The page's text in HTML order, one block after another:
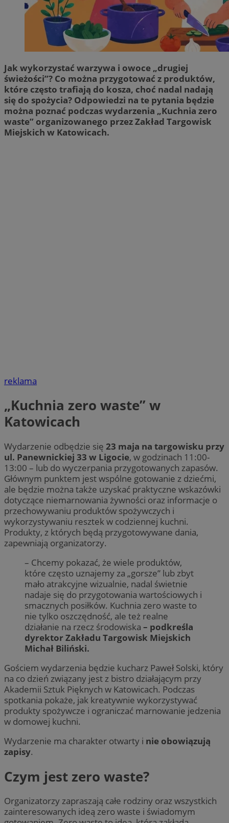
Jak wykorzystać warzywa i owoce „drugiej
świeżości”? Co można przygotować z produktów,
które często trafiają do kosza, choć nadal nadają
się do spożycia? Odpowiedzi na te pytania będzie
można poznać podczas wydarzenia „Kuchnia zero
waste” organizowanego przez Zakład Targowisk
Miejskich w Katowicach.
reklama
„Kuchnia zero waste” w
Katowicach
Wydarzenie odbędzie się 23 maja na targowisku przy
ul. Panewnickiej 33 w Ligocie, w godzinach 11:00-
13:00 – lub do wyczerpania przygotowanych zapasów.
Głównym punktem jest wspólne gotowanie z dziećmi,
ale będzie można także uzyskać praktyczne wskazówki
dotyczące niemarnowania żywności oraz informacje o
przechowywaniu produktów spożywczych i
wykorzystywaniu resztek w codziennej kuchni.
Produkty, z których będą przygotowywane dania,
zapewniają organizatorzy.
– Chcemy pokazać, że wiele produktów,
które często uznajemy za „gorsze” lub zbyt
mało atrakcyjne wizualnie, nadal świetnie
nadaje się do przygotowania wartościowych i
smacznych posiłków. Kuchnia zero waste to
nie tylko oszczędność, ale też realne
działanie na rzecz środowiska – podkreśla
dyrektor Zakładu Targowisk Miejskich
Michał Biliński.
Gościem wydarzenia będzie kucharz Paweł Solski, który
na co dzień związany jest z bistro działającym przy
Akademii Sztuk Pięknych w Katowicach. Podczas
spotkania pokaże, jak kreatywnie wykorzystywać
produkty spożywcze i ograniczać marnowanie jedzenia
w domowej kuchni.
Wydarzenie ma charakter otwarty i nie obowiązują
zapisy.
Czym jest zero waste?
Organizatorzy zapraszają całe rodziny oraz wszystkich
zainteresowanych ideą zero waste i świadomym